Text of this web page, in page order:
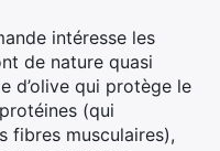
intéresse les
de nature quasi
d’olive qui protège le
(qui
fibres musculaires),